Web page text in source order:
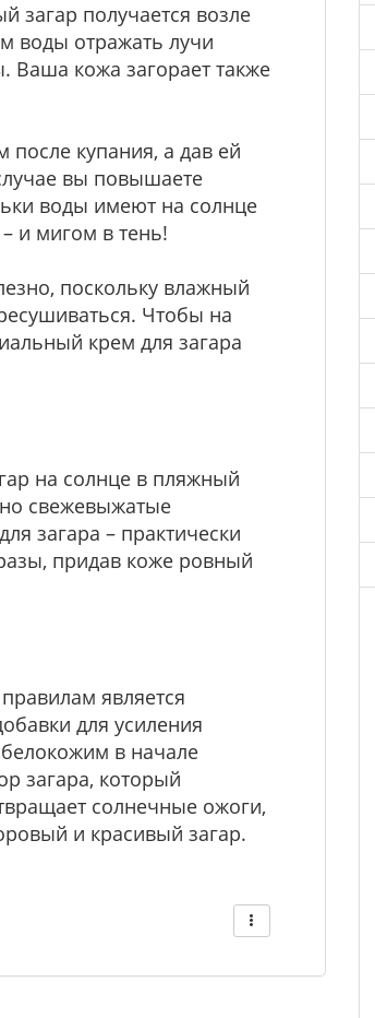
загар получается возле
воды отражать лучи
Ваша кожа загорает также
купания, а дав ей
вы повышаете
воды имеют на солнце
и мигом в тень!
поскольку влажный
Чтобы на
крем для загара
на солнце в пляжный
свежевыжатые
загара – практически
придав коже ровный
является
для усиления
в начале
загара, который
солнечные ожоги,
и красивый загар.